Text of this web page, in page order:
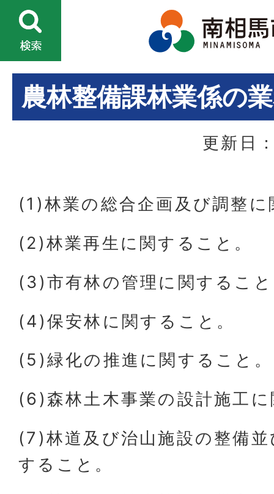
農林整備課林業係の
更新日
(1)林業の総合企画及び調整
(2)林業再生に関すること。
(3)市有林の管理に関するこ
(4)保安林に関すること。
(5)緑化の推進に関すること。
(6)森林土木事業の設計施工
(7)林道及び治山施設の整備
すること。